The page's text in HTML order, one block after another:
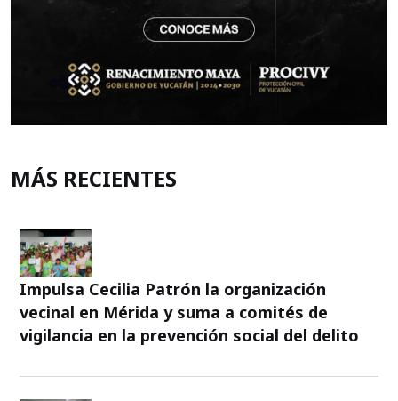
MÁS RECIENTES
Impulsa Cecilia Patrón la organización
vecinal en Mérida y suma a comités de
vigilancia en la prevención social del delito